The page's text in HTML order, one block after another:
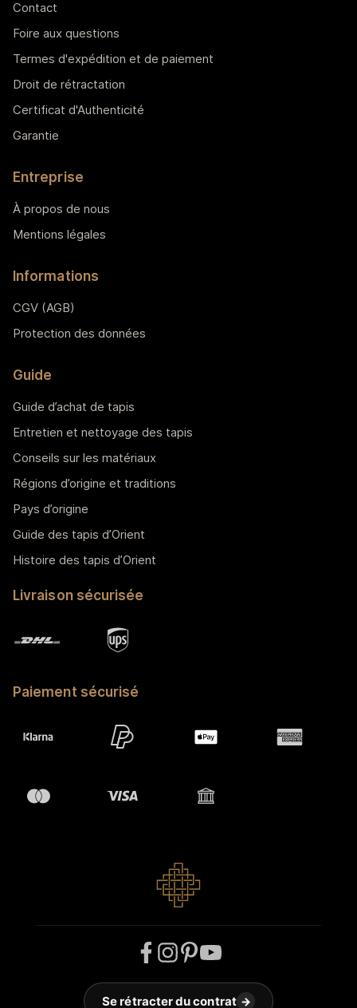
Contact
Foire aux questions
Termes d'expédition et de paiement
Droit de rétractation
Certificat d'Authenticité
Garantie
Entreprise
À propos de nous
Mentions légales
Informations
CGV (AGB)
Protection des données
Guide
Guide d’achat de tapis
Entretien et nettoyage des tapis
Conseils sur les matériaux
Régions d’origine et traditions
Pays d’origine
Guide des tapis d’Orient
Histoire des tapis d’Orient
Livraison sécurisée
Paiement sécurisé
Se rétracter du contrat →